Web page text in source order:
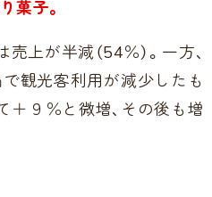
菓子。
上が半減（54％）。一方、
観光客利用が減少したも
＋９％と微増、その後も増